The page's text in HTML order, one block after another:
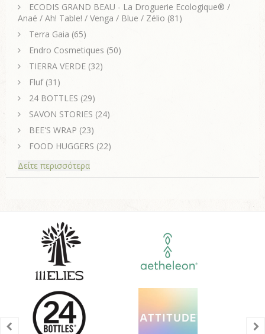
ECODIS GRAND BEAU - La Droguerie Ecologique® /
Anaé / Ah! Table! / Venga / Blue / Zélio (81)
Terra Gaia (65)
Endro Cosmetiques (50)
TIERRA VERDE (32)
Fluf(31)
24 BOTTLES (29)
SAVON STORIES (24)
BEE'S WRAP (23)
FOOD HUGGERS (22)
Δείτε περισσότερα